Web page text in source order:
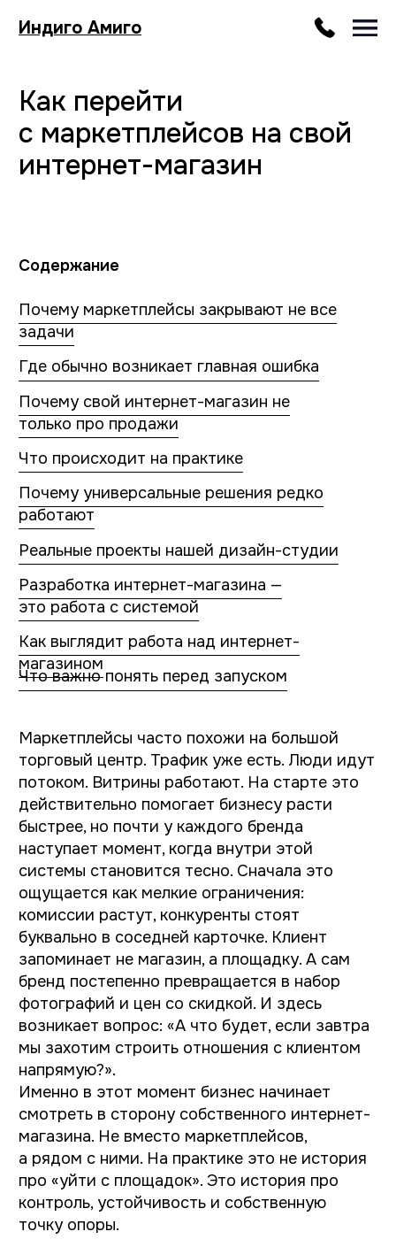
Индиго Амиго
с маркетплейсов на свой
интернет-магазин
Где обычно возникает главная ошибка
только про продажи
Что происходит на практике
работают
Реальные проекты нашей дизайн-студии
Разработка интернет-магазина —
это работа с системой
Как выглядит работа над интернет-
магазином
Что важно понять перед запуском
Маркетплейсы часто похожи на большой
торговый центр. Трафик уже есть. Люди идут
потоком. Витрины работают. На старте это
действительно помогает бизнесу расти
быстрее, но почти у каждого бренда
наступает момент, когда внутри этой
системы становится тесно. Сначала это
ощущается как мелкие ограничения:
комиссии растут, конкуренты стоят
буквально в соседней карточке. Клиент
запоминает не магазин, а площадку. А сам
возникает вопрос: «А что будет, если завтра
мы захотим строить отношения с клиентом
напрямую?».
Именно в этот момент бизнес начинает
смотреть в сторону собственного интернет-
магазина. Не вместо маркетплейсов,
а рядом с ними. На практике это не история
про «уйти с площадок». Это история про
контроль, устойчивость и собственную
точку опоры.
Почему маркетплейсы
закрывают не все задачи
На старте маркетплейс решает главную
проблему — помогает продавать, но когда
бизнес растёт, появляются задачи другого
уровня. Например: удерживать клиента,
управлять повторными продажами, собирать
собственную базу, тестировать
ассортимент, объяснять ценность продукта,
строить узнаваемый бренд.
И вот здесь начинается важный нюанс.
Маркетплейс устроен так, чтобы покупатель
оставался внутри платформы. Это логично,
ведь площадка защищает собственную
экосистему. Представьте магазин одежды
в огромном торговом центре. Люди заходят,
покупают вещи, но редко запоминают
интерьер, атмосферу или продавца. Они